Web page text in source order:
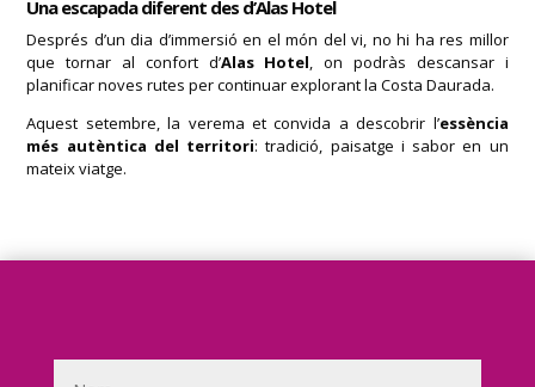
Una escapada diferent des d’Alas Hotel
Després d’un dia d’immersió en el món del vi, no hi ha res millor
que tornar al confort d’Alas Hotel, on podràs descansar i
planificar noves rutes per continuar explorant la Costa Daurada.
Aquest setembre, la verema et convida a descobrir l’essència
més autèntica del territori: tradició, paisatge i sabor en un
mateix viatge.